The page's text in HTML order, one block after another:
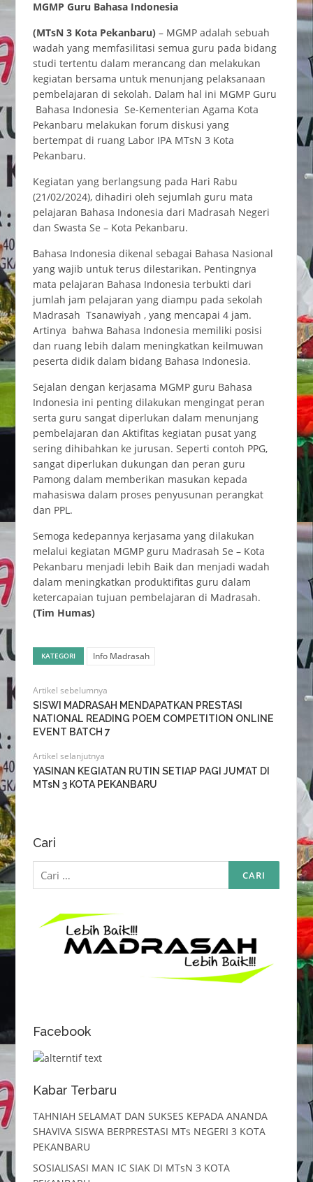
MGMP Guru Bahasa Indonesia
(MTsN 3 Kota Pekanbaru)– MGMP adalah sebuah
wadah yang memfasilitasi semua guru pada bidang
studi tertentu dalam merancang dan melakukan
kegiatan bersama untuk menunjang pelaksanaan
pembelajaran di sekolah. Dalam hal ini MGMP Guru
Bahasa Indonesia Se-Kementerian Agama Kota
Pekanbaru melakukan forum diskusi yang
bertempat di ruang Labor IPA MTsN 3 Kota
Pekanbaru.
Kegiatan yang berlangsung pada Hari Rabu
(21/02/2024), dihadiri oleh sejumlah guru mata
pelajaran Bahasa Indonesia dari Madrasah Negeri
dan Swasta Se – Kota Pekanbaru.
Bahasa Indonesia dikenal sebagai Bahasa Nasional
yang wajib untuk terus dilestarikan. Pentingnya
mata pelajaran Bahasa Indonesia terbukti dari
jumlah jam pelajaran yang diampu pada sekolah
Madrasah Tsanawiyah , yang mencapai 4 jam.
Artinya bahwa Bahasa Indonesia memiliki posisi
dan ruang lebih dalam meningkatkan keilmuwan
peserta didik dalam bidang Bahasa Indonesia.
Sejalan dengan kerjasama MGMP guru Bahasa
Indonesia ini penting dilakukan mengingat peran
serta guru sangat diperlukan dalam menunjang
pembelajaran dan Aktifitas kegiatan pusat yang
sering dihibahkan ke jurusan. Seperti contoh PPG,
sangat diperlukan dukungan dan peran guru
Pamong dalam memberikan masukan kepada
mahasiswa dalam proses penyusunan perangkat
dan PPL.
Semoga kedepannya kerjasama yang dilakukan
melalui kegiatan MGMP guru Madrasah Se – Kota
Pekanbaru menjadi lebih Baik dan menjadi wadah
dalam meningkatkan produktifitas guru dalam
ketercapaian tujuan pembelajaran di Madrasah.
(Tim Humas)
KATEGORI Info Madrasah
Artikel sebelumnya
SISWI MADRASAH MENDAPATKAN PRESTASI
NATIONAL READING POEM COMPETITION ONLINE
EVENT BATCH 7
Artikel selanjutnya
YASINAN KEGIATAN RUTIN SETIAP PAGI JUM’AT DI
MTsN 3 KOTA PEKANBARU
Cari
Cari
untuk:
Facebook
Kabar Terbaru
TAHNIAH SELAMAT DAN SUKSES KEPADA ANANDA
SHAVIVA SISWA BERPRESTASI MTs NEGERI 3 KOTA
PEKANBARU
SOSIALISASI MAN IC SIAK DI MTsN 3 KOTA